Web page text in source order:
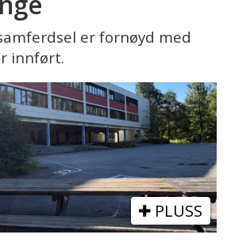
er fornøyd med
innført.
PLUSS